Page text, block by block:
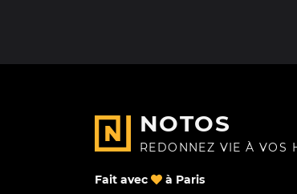
NOTOS
REDONNEZ VIE À VOS
Fait avec à Paris